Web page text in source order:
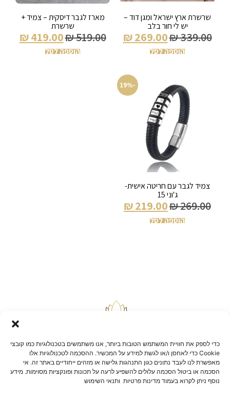
כדי לספק את חוויית המשתמש הטובות ביותר, אנו משתמשים בטכנולוגיות כמו קובצי
Cookie כדי לאחסן ו/או לגשת למידע על המכשיר. ההסכמה לטכנולוגיות אלו
מאפשרת לנו לעבד נתונים כגון התנהגות גלישה או מזהים ייחודיים באתר זה. אי
הסכמה או ביטול הסכמה עלולים להשפיע לרעה על תכונות ופונקציות מסוימות. מידע
נוסף ניתן לקרוא בעמוד מדינות פרטיות ותנאי השימוש
שרשרת ארץ ישראל ומגן דוד –
יש לי חור בלב
₪339.00
₪269.00
הוספה לסל
מארז לגבר דיסקית – צמיד +
שרשרת
₪519.00
₪419.00
הוספה לסל
-19%
צמיד לגבר עם חריטה אישית-
ג'וני 15
₪269.00
₪219.00
הוספה לסל
בלוג